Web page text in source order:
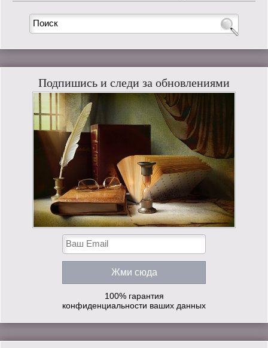
Подпишись и следи за обновлениями
100% гарантия
конфиденциальности ваших данных